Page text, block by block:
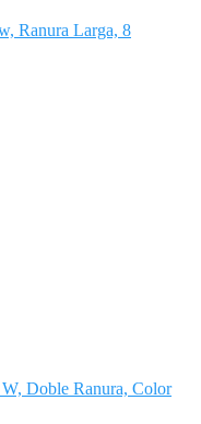
Ranura Larga, 8
Doble Ranura, Color